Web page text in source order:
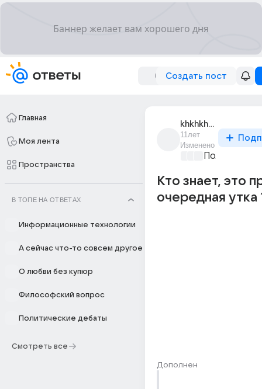
Создать пост
Главная
Моя лента
Пространства
В ТОПЕ НА ОТВЕТАХ
Информационные технологии
А сейчас что-то совсем другое
О любви без купюр
Философский вопрос
Политические дебаты
Смотреть все
khkhkh_khkh_29
11лет
Изменено
Кто знает, это
очередная утка
Дополнен